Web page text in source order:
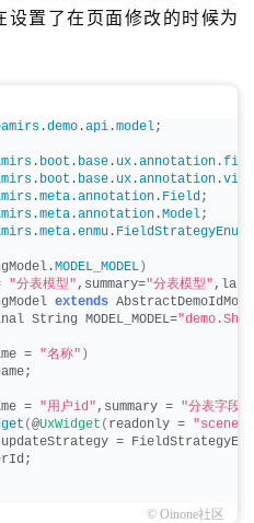
置了在页面修改的时候为
.demo .api .model;
. boot . base . ux .annotation .
. boot . base . ux .annotation .view
.meta .annotation . Field;
.meta .annotation .Model;
.meta .enmu . FieldStrategyEnum
MODEL_MODEL )
"分表模型" ,summary="分表模型"
extends
String MODEL_MODEL=
= "名称" )
= "用户id" ,summary = "分表字段"
(@UxWidget ( readonly = "scene
updateStrategy =
© Oinone社区